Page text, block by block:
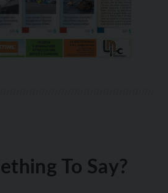
To Say?